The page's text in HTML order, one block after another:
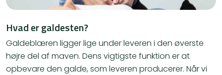
Hvad er galdesten?
Galdeblæren ligger lige under leveren i den øverste
højre del af maven. Dens vigtigste funktion er at
opbevare den galde, som leveren producerer. Når vi